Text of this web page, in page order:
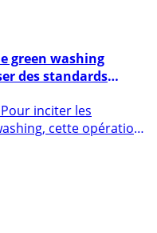
des standards
cette opération